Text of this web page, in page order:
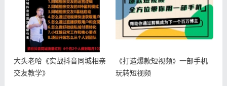
大头老哈《实战抖音同城相亲
交友教学》
《打造爆款短视频》一部手机
玩转短视频